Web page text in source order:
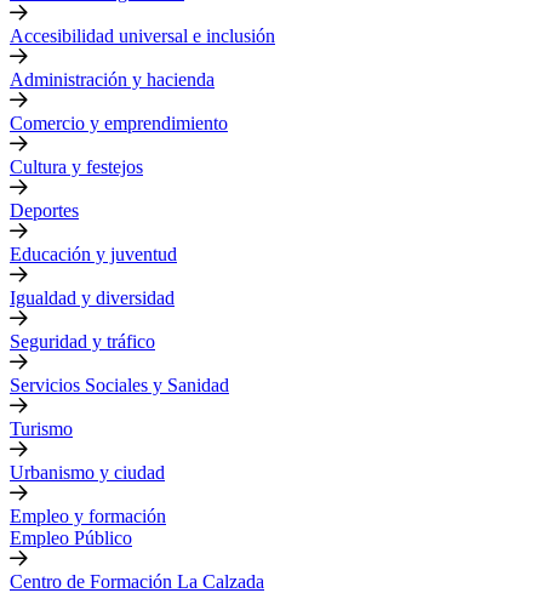
Accesibilidad universal e inclusión
Administración y hacienda
Comercio y emprendimiento
Cultura y festejos
Deportes
Educación y juventud
Igualdad y diversidad
Seguridad y tráfico
Servicios Sociales y Sanidad
Turismo
Urbanismo y ciudad
Empleo y formación
Empleo Público
Centro de Formación La Calzada